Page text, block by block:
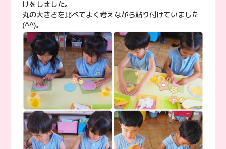
けをしました。
丸の大きさを比べてよく考えながら貼り付けていました
(^^)♩